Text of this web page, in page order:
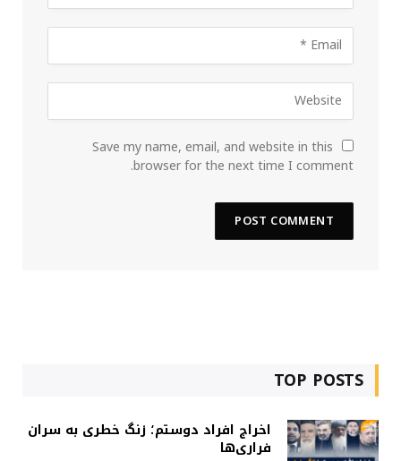
Save my name, email, and website in this
browser for the next time I comment.
TOP POSTS
اخراج افراد دوستم؛ زنگ خطری به سران
فراری‌ها